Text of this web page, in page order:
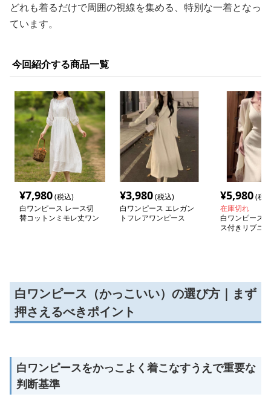
どれも着るだけで周囲の視線を集める、特別な一着となっ
ています。
今回紹介する商品一覧
¥7,980(税込)
白ワンピース レース切
替コットンミモレ丈ワン
¥3,980(税込)
白ワンピース エレガン
トフレアワンピース
¥5,980(税
在庫切れ
白ワンピース
ス付きリブニ
白ワンピース（かっこいい）の選び方｜まず
押さえるべきポイント
白ワンピースをかっこよく着こなすうえで重要な
判断基準